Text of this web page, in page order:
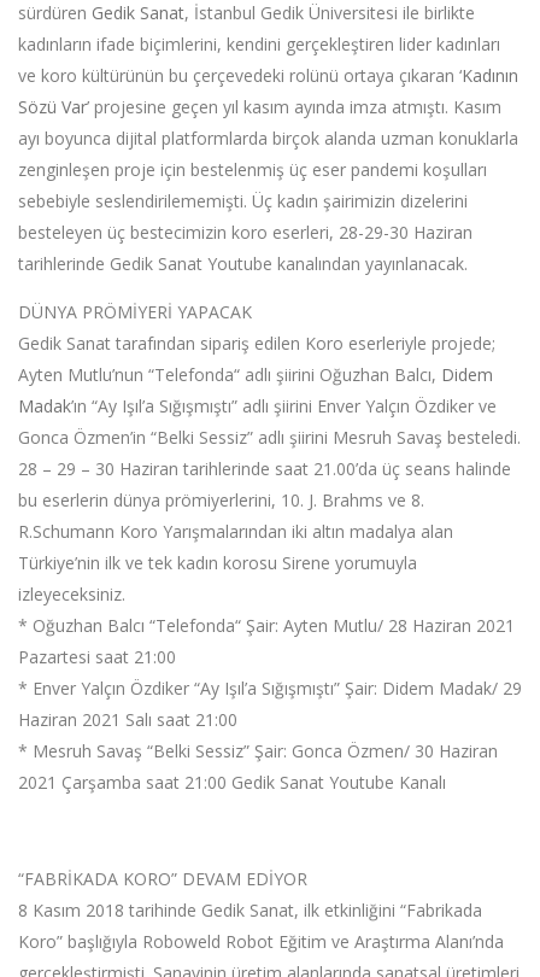
sürdüren Gedik Sanat, İstanbul Gedik Üniversitesi ile birlikte
kadınların ifade biçimlerini, kendini gerçekleştiren lider kadınları
ve koro kültürünün bu çerçevedeki rolünü ortaya çıkaran ‘Kadının
Sözü Var’ projesine geçen yıl kasım ayında imza atmıştı. Kasım
ayı boyunca dijital platformlarda birçok alanda uzman konuklarla
zenginleşen proje için bestelenmiş üç eser pandemi koşulları
sebebiyle seslendirilememişti. Üç kadın şairimizin dizelerini
besteleyen üç bestecimizin koro eserleri, 28-29-30 Haziran
tarihlerinde Gedik Sanat Youtube kanalından yayınlanacak.
DÜNYA PRÖMİYERİ YAPACAK
Gedik Sanat tarafından sipariş edilen Koro eserleriyle projede;
Ayten Mutlu’nun “Telefonda“ adlı şiirini Oğuzhan Balcı, Didem
Madak’ın “Ay Işıl’a Sığışmıştı” adlı şiirini Enver Yalçın Özdiker ve
Gonca Özmen’in “Belki Sessiz” adlı şiirini Mesruh Savaş besteledi.
28 – 29 – 30 Haziran tarihlerinde saat 21.00’da üç seans halinde
bu eserlerin dünya prömiyerlerini, 10. J. Brahms ve 8.
R.Schumann Koro Yarışmalarından iki altın madalya alan
Türkiye’nin ilk ve tek kadın korosu Sirene yorumuyla
izleyeceksiniz.
* Oğuzhan Balcı “Telefonda“ Şair: Ayten Mutlu/ 28 Haziran 2021
Pazartesi saat 21:00
* Enver Yalçın Özdiker “Ay Işıl’a Sığışmıştı” Şair: Didem Madak/ 29
Haziran 2021 Salı saat 21:00
* Mesruh Savaş “Belki Sessiz” Şair: Gonca Özmen/ 30 Haziran
2021 Çarşamba saat 21:00 Gedik Sanat Youtube Kanalı
“FABRİKADA KORO” DEVAM EDİYOR
8 Kasım 2018 tarihinde Gedik Sanat, ilk etkinliğini “Fabrikada
Koro” başlığıyla Roboweld Robot Eğitim ve Araştırma Alanı’nda